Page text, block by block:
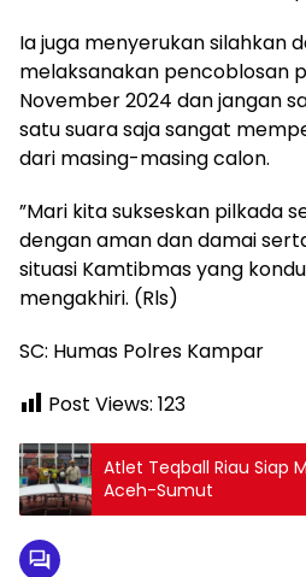
Ia juga menyerukan silahkan
melaksanakan pencoblosan
November 2024 dan jangan
satu suara saja sangat
dari masing-masing calon.
”Mari kita sukseskan pilkada
dengan aman dan damai
situasi Kamtibmas yang
mengakhiri. (Rls)
SC: Humas Polres Kampar
Post Views: 123
Atlet Teqball Riau Siap
Aceh-Sumut